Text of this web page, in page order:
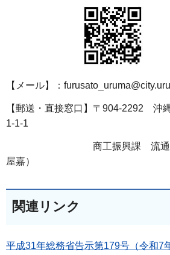
【メール】：
【郵送・直接窓口】〒904-2292 沖
1-1-1
商工振興課 流通係（担
屋嘉）
関連リンク
平成31年総務省告示第179号（令和7